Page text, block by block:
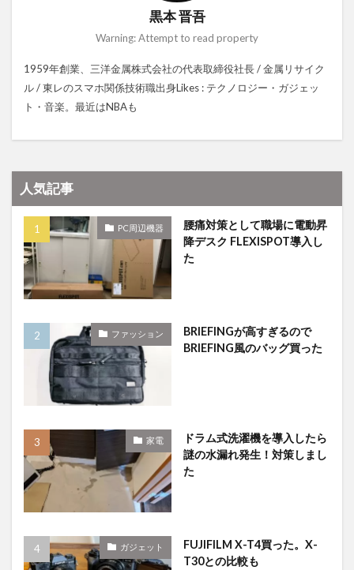
黒本 晋吾
Warning: Attempt to read property
1959年創業、三洋金属株式会社の代表取締役社長 / 金属リサイク
ル / 東レのスマホ関係技術職出身Likes : テクノロジー・ガジェッ
ト・音楽。最近はNBAも
人気記事
PC周辺機器
腰痛対策として職場に電動昇
降デスク FLEXISPOT導入し
た
ファッション
BRIEFINGが高すぎるので
BRIEFING風のバッグ買った
家電
ドラム式洗濯機を導入したら
謎の水漏れ発生！対策しまし
た
ガジェット
FUJIFILM X-T4買った。X-
T30との比較も